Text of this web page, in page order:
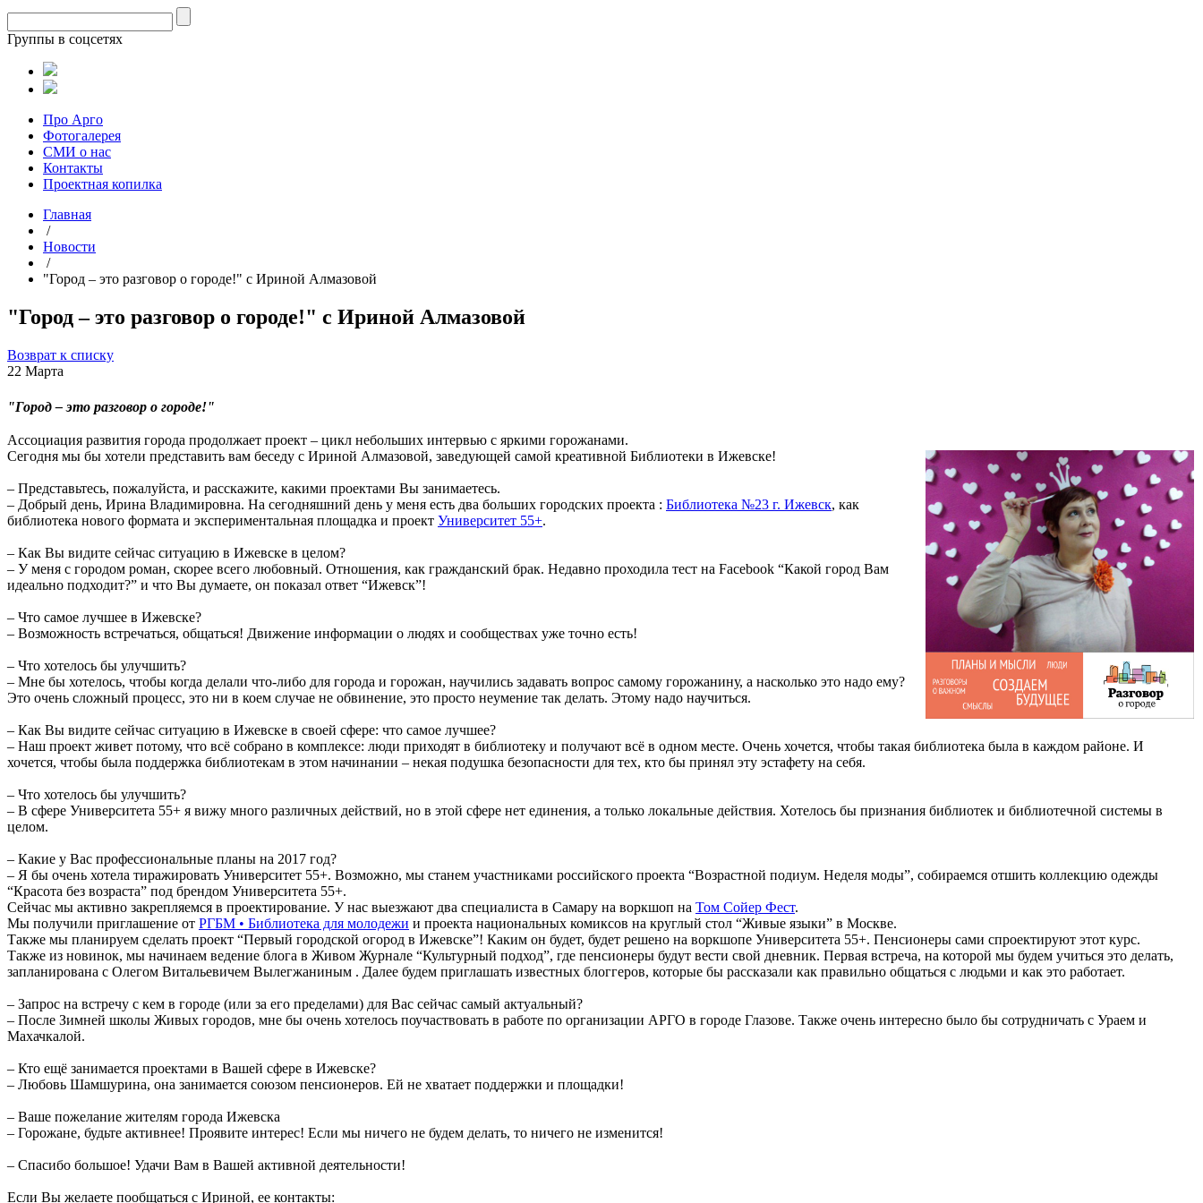
Группы в соцсетях
Про Арго
Фотогалерея
СМИ о нас
Контакты
Проектная копилка
Главная
/
Новости
/
"Город – это разговор о городе!" с Ириной Алмазовой
"Город – это разговор о городе!" с Ириной Алмазовой
Возврат к списку
22 Марта
"Город – это разговор о городе!"
Ассоциация развития города продолжает проект – цикл небольших интервью с яркими горожанами.
Сегодня мы бы хотели представить вам беседу с Ириной Алмазовой, заведующей самой креативной Библиотеки в Ижевске!
– Представьтесь, пожалуйста, и расскажите, какими проектами Вы занимаетесь.
– Добрый день, Ирина Владимировна. На сегодняшний день у меня есть два больших городских проекта : Библиотека №23 г. Ижевск, как
библиотека нового формата и экспериментальная площадка и проект Университет 55+.
– Как Вы видите сейчас ситуацию в Ижевске в целом?
– У меня с городом роман, скорее всего любовный. Отношения, как гражданский брак. Недавно проходила тест на Facebook “Какой город Вам
идеально подходит?” и что Вы думаете, он показал ответ “Ижевск”!
– Что самое лучшее в Ижевске?
– Возможность встречаться, общаться! Движение информации о людях и сообществах уже точно есть!
– Что хотелось бы улучшить?
– Мне бы хотелось, чтобы когда делали что-либо для города и горожан, научились задавать вопрос самому горожанину, а насколько это надо ему?
Это очень сложный процесс, это ни в коем случае не обвинение, это просто неумение так делать. Этому надо научиться.
– Как Вы видите сейчас ситуацию в Ижевске в своей сфере: что самое лучшее?
– Наш проект живет потому, что всё собрано в комплексе: люди приходят в библиотеку и получают всё в одном месте. Очень хочется, чтобы такая библиотека была в каждом районе. И
хочется, чтобы была поддержка библиотекам в этом начинании – некая подушка безопасности для тех, кто бы принял эту эстафету на себя.
– Что хотелось бы улучшить?
– В сфере Университета 55+ я вижу много различных действий, но в этой сфере нет единения, а только локальные действия. Хотелось бы признания библиотек и библиотечной системы в
целом.
– Какие у Вас профессиональные планы на 2017 год?
– Я бы очень хотела тиражировать Университет 55+. Возможно, мы станем участниками российского проекта “Возрастной подиум. Неделя моды”, собираемся отшить коллекцию одежды
“Красота без возраста” под брендом Университета 55+.
Сейчас мы активно закрепляемся в проектирование. У нас выезжают два специалиста в Самару на воркшоп на Том Сойер Фест.
Мы получили приглашение от РГБМ • Библиотека для молодежи и проекта национальных комиксов на круглый стол “Живые языки” в Москве.
Также мы планируем сделать проект “Первый городской огород в Ижевске”! Каким он будет, будет решено на воркшопе Университета 55+. Пенсионеры сами спроектируют этот курс.
Также из новинок, мы начинаем ведение блога в Живом Журнале “Культурный подход”, где пенсионеры будут вести свой дневник. Первая встреча, на которой мы будем учиться это делать,
запланирована с Олегом Витальевичем Вылегжаниным . Далее будем приглашать известных блоггеров, которые бы рассказали как правильно общаться с людьми и как это работает.
– Запрос на встречу с кем в городе (или за его пределами) для Вас сейчас самый актуальный?
– После Зимней школы Живых городов, мне бы очень хотелось поучаствовать в работе по организации АРГО в городе Глазове. Также очень интересно было бы сотрудничать с Ураем и
Махачкалой.
– Кто ещё занимается проектами в Вашей сфере в Ижевске?
– Любовь Шамшурина, она занимается союзом пенсионеров. Ей не хватает поддержки и площадки!
– Ваше пожелание жителям города Ижевска
– Горожане, будьте активнее! Проявите интерес! Если мы ничего не будем делать, то ничего не изменится!
– Спасибо большое! Удачи Вам в Вашей активной деятельности!
Если Вы желаете пообщаться с Ириной, ее контакты: